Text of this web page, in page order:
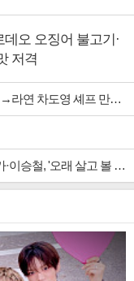
오 오징어 불고기·
저격
연 차도영 셰프 만난다
'오래 살고 볼 일' 특집 출격